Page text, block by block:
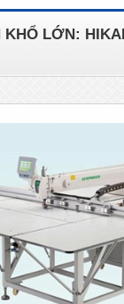
KHỔ LỚN: